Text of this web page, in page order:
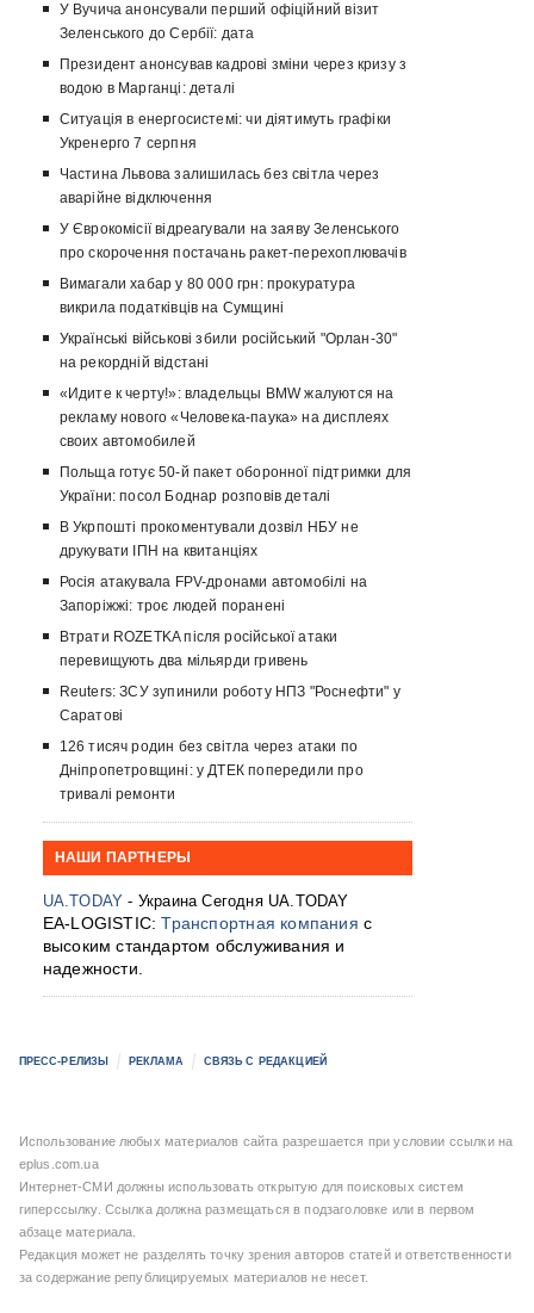
У Вучича анонсували перший офіційний візит
Зеленського до Сербії: дата
Президент анонсував кадрові зміни через кризу з
водою в Марганці: деталі
Ситуація в енергосистемі: чи діятимуть графіки
Укренерго 7 серпня
Частина Львова залишилась без світла через
аварійне відключення
У Єврокомісії відреагували на заяву Зеленського
про скорочення постачань ракет-перехоплювачів
Вимагали хабар у 80 000 грн: прокуратура
викрила податківців на Сумщині
Українські військові збили російський "Орлан-30"
на рекордній відстані
«Идите к черту!»: владельцы BMW жалуются на
рекламу нового «Человека-паука» на дисплеях
своих автомобилей
Польща готує 50-й пакет оборонної підтримки для
України: посол Боднар розповів деталі
В Укрпошті прокоментували дозвіл НБУ не
друкувати ІПН на квитанціях
Росія атакувала FPV-дронами автомобілі на
Запоріжжі: троє людей поранені
Втрати ROZETKA після російської атаки
перевищують два мільярди гривень
Reuters: ЗСУ зупинили роботу НПЗ "Роснефти" у
Саратові
126 тисяч родин без світла через атаки по
Дніпропетровщині: у ДТЕК попередили про
тривалі ремонти
НАШИ ПАРТНЕРЫ
UA.TODAY - Украина Сегодня UA.TODAY
EA-LOGISTIC:Транспортная компания с
высоким стандартом обслуживания и
надежности.
ПРЕСС-РЕЛИЗЫ РЕКЛАМА СВЯЗЬ С РЕДАКЦИЕЙ
Использование любых материалов сайта разрешается при условии ссылки на
eplus.com.ua
Интернет-СМИ должны использовать открытую для поисковых систем
гиперссылку. Ссылка должна размещаться в подзаголовке или в первом
абзаце материала.
Редакция может не разделять точку зрения авторов статей и ответственности
за содержание републицируемых материалов не несет.